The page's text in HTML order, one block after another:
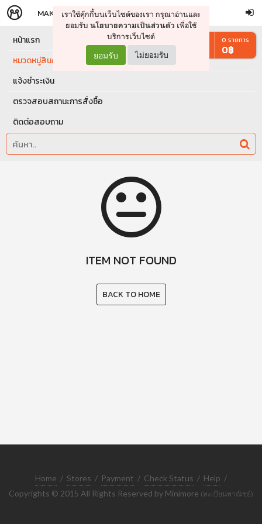
จัดการรถเข็น ดำเนินการต่อ
MAKERS STORE
เราใช้คุ๊กกี้บนเว็บไซต์ของเรา กรุณาอ่านและ
ยอมรับ นโยบายความเป็นส่วนตัว เพื่อใช้
บริการเว็บไซต์
ยอมรับ ไม่ยอมรับ
หน้าแรก
หมวดหมู่สินค้า
แจ้งชำระเงิน
ตรวจสอบสถานะการสั่งซื้อ
ติดต่อสอบถาม
0 รายการ
0฿
ITEM NOT FOUND
BACK TO HOME
Home / Stores / Payment / Check Status / Help /
Copyrights © 2015 All Rights Reserved by Minimore (ทะเบียนพาณิชย์)